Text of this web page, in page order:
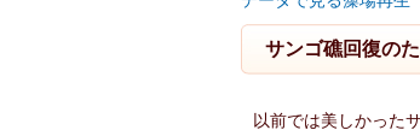
サンゴ礁回復の
以前では美しかった